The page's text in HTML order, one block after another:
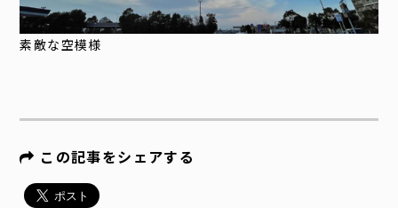
素敵な空模様
この記事をシェアする